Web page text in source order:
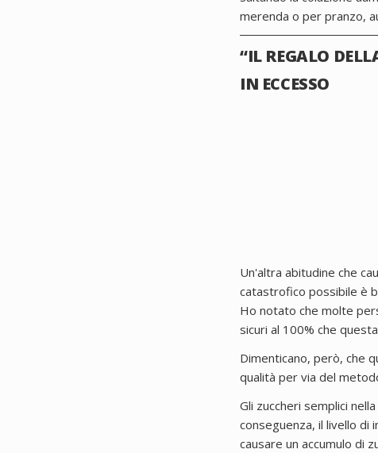
merenda o per pranzo,
“IL REGALO
IN ECCESSO
Un'altra abitudine che
catastrofico possibile è
Ho notato che molte
sicuri al 100% che
Dimenticano, però, che
qualità per via del
Gli zuccheri semplici
conseguenza, il livello di
causare un accumulo di